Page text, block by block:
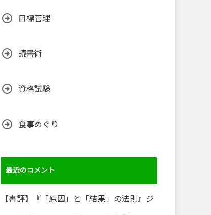
目標管理
読書術
資格試験
食事めぐり
最近のコメント
【書評】『「原因」と「結果」の法則』ジ